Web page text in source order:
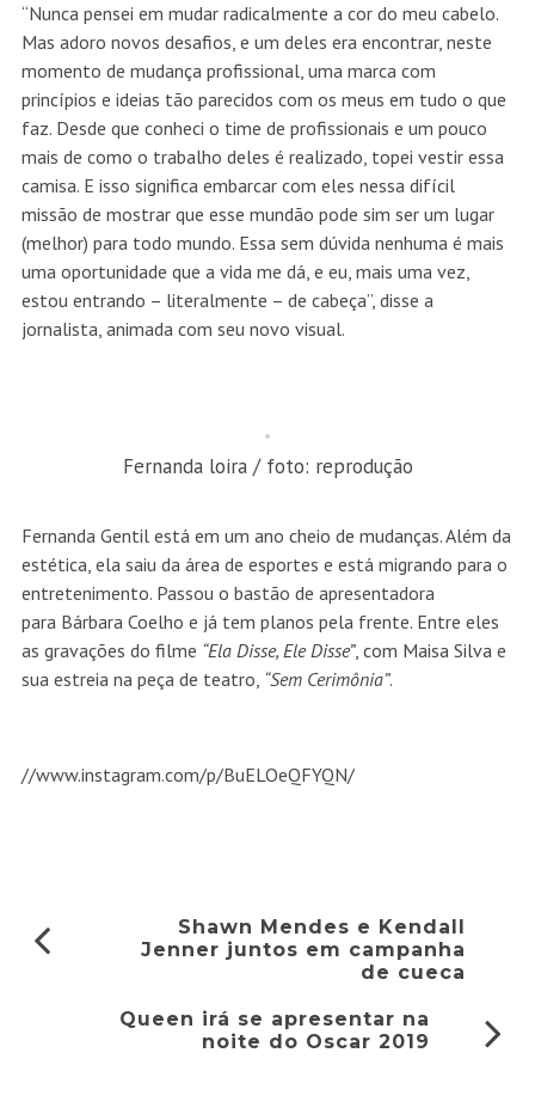
“Nunca pensei em mudar radicalmente a cor do meu cabelo.
Mas adoro novos desafios, e um deles era encontrar, neste
momento de mudança profissional, uma marca com
princípios e ideias tão parecidos com os meus em tudo o que
faz. Desde que conheci o time de profissionais e um pouco
mais de como o trabalho deles é realizado, topei vestir essa
camisa. E isso significa embarcar com eles nessa difícil
missão de mostrar que esse mundão pode sim ser um lugar
(melhor) para todo mundo. Essa sem dúvida nenhuma é mais
uma oportunidade que a vida me dá, e eu, mais uma vez,
estou entrando – literalmente – de cabeça”, disse a
jornalista, animada com seu novo visual.
Fernanda loira / foto: reprodução
Fernanda Gentil está em um ano cheio de mudanças. Além da
estética, ela saiu da área de esportes e está migrando para o
entretenimento. Passou o bastão de apresentadora
para Bárbara Coelho e já tem planos pela frente. Entre eles
as gravações do filme “Ela Disse, Ele Disse”, com Maisa Silvae
sua estreia na peça de teatro, “Sem Cerimônia”.
//www.instagram.com/p/BuELOeQFYQN/
Shawn Mendes e Kendall
Jenner juntos em campanha
de cueca
Queen irá se apresentar na
noite do Oscar 2019